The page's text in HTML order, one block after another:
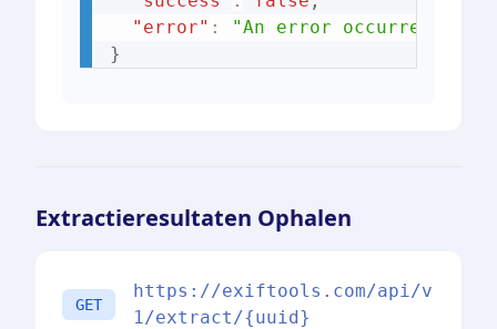
"error" :
"An error occurred
}
Extractieresultaten Ophalen
GET
https://exiftools.com/api/v
1/extract/{uuid}